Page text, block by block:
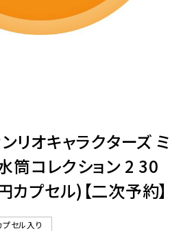
イ
7659
リオキャラクターズ ミ
筒コレクション 2 30
プセル)【二次予約】
プセル入り